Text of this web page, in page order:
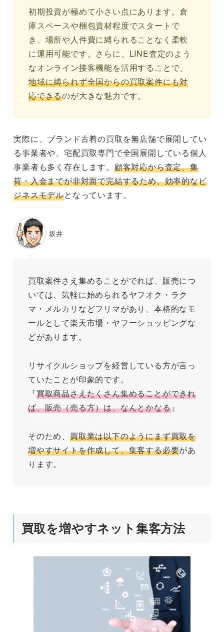
初期投資が極めて小さい点にあります。倉
庫スペースや梱包資材程度でスタートで
き、場所や人件費に縛られることなく柔軟
に運用可能です。さらに、LINE査定のよう
なオンライン接客機能を活用することで、
地域に縛られず全国からの買取案件にも対
応できるのが大きな魅力です。
実際に、ブランド古着の買取を無店舗で展開してい
る事業者や、宅配買取専門で全国展開している個人
事業者も多く存在します。 顧客対応から査定、集
荷・入金までが非対面で完結するため、効率的なビ
ジネスモデルとなっています。
坂井
買取案件さえ集めることがでれば、販売につ
いては、気軽に始められるヤフオク・ラク
マ・メルカリなどフリマがあり、本格的なモ
ールとして楽天市場・ヤフーショッピングな
どがあります。
リサイクルショップを経営している方が言っ
ていたことが印象的です。
『買取商品さえたくさん集めることができれ
ば、販売（売る方）は、なんとかなる』
そのため、 買取業は以下のようにまず買取を
増やすサイトを作成して、集客する必要があ
ります。
買取を増やすネット集客方法